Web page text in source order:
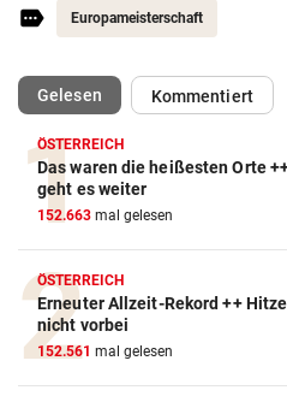
Europameisterschaft
Gelesen(ausgewählt)Kommentiert
ÖSTERREICH
Das waren die heißesten Orte
geht es weiter
152.663 mal gelesen
ÖSTERREICH
Erneuter Allzeit-Rekord ++
nicht vorbei
152.561 mal gelesen
Action-Cam Vergleich
ZUM VERGLEICH
Crosstrainer Vergleich